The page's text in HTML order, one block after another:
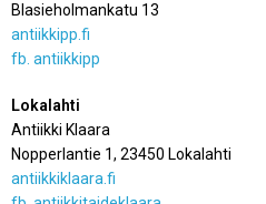
Blasieholmankatu 13
antiikkipp.fi
fb. antiikkipp
Lokalahti
Antiikki Klaara
Nopperlantie 1, 23450 Lokalahti
antiikkiklaara.fi